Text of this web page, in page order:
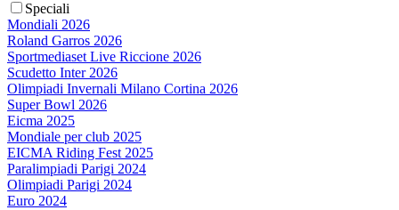
Speciali
Mondiali 2026
Roland Garros 2026
Sportmediaset Live Riccione 2026
Scudetto Inter 2026
Olimpiadi Invernali Milano Cortina 2026
Super Bowl 2026
Eicma 2025
Mondiale per club 2025
EICMA Riding Fest 2025
Paralimpiadi Parigi 2024
Olimpiadi Parigi 2024
Euro 2024